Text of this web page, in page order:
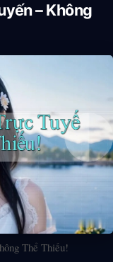
– Không
Thể Thiếu!